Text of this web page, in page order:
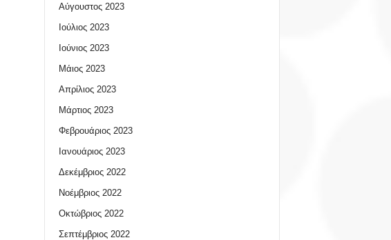
Αύγουστος 2023
Ιούλιος 2023
Ιούνιος 2023
Μάιος 2023
Απρίλιος 2023
Μάρτιος 2023
Φεβρουάριος 2023
Ιανουάριος 2023
Δεκέμβριος 2022
Νοέμβριος 2022
Οκτώβριος 2022
Σεπτέμβριος 2022